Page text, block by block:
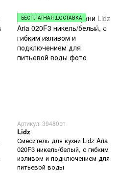
БЕСПЛАТНАЯ ДОСТАВКА
Артикул: 39480сп
Lidz
Смеситель для кухни Lidz Aria
020F3 никель/белый, с гибким
изливом и подключением для
питьевой воды